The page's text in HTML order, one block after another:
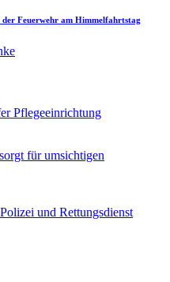
Feuerwehr am Himmelfahrtstag
Pflegeeinrichtung
für umsichtigen
und Rettungsdienst